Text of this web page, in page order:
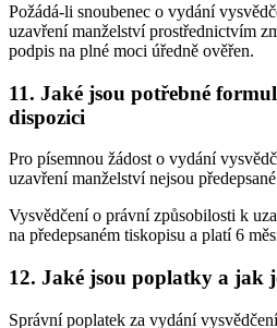
Požádá-li snoubenec o vydání
uzavření manželství prostřednictvím
podpis na plné moci úředně ověřen.
11. Jaké jsou potřebné
dispozici
Pro písemnou žádost o vydání
uzavření manželství nejsou
Vysvědčení o právní způsobilosti k
na předepsaném tiskopisu a platí 6
12. Jaké jsou poplatky a jak
Správní poplatek za vydání